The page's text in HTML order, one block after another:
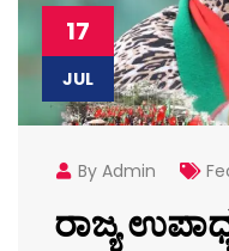
17
JUL
By Admin
ರಾಜ್ಯ